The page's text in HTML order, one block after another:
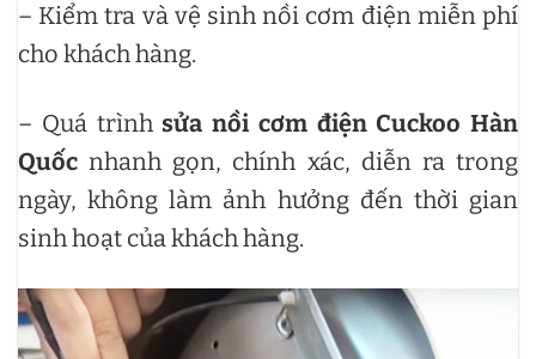
– Kiểm tra và vệ sinh nồi cơm điện miễn phí
cho khách hàng.
– Quá trìnhsửa nồi cơm điện Cuckoo Hàn
Quốc nhanh gọn, chính xác, diễn ra trong
ngày, không làm ảnh hưởng đến thời gian
sinh hoạt của khách hàng.